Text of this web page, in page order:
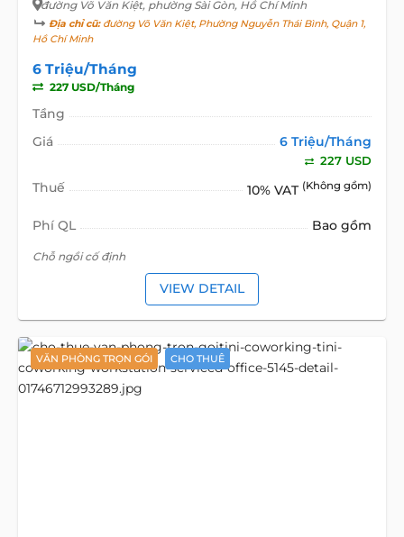
đường Võ Văn Kiệt, phường Sài Gòn, Hồ Chí Minh
Địa chỉ cũ:đường Võ Văn Kiệt, Phường Nguyễn Thái Bình, Quận 1,
Hồ Chí Minh
6 Triệu/Tháng
227 USD/Tháng
Tầng
Giá
6 Triệu/Tháng
227 USD
Thuế 10% VAT (Không gồm)
Phí QL Bao gồm
Chỗ ngồi cố định
VIEW DETAIL
VĂN PHÒNG TRỌN GÓI CHO THUÊ